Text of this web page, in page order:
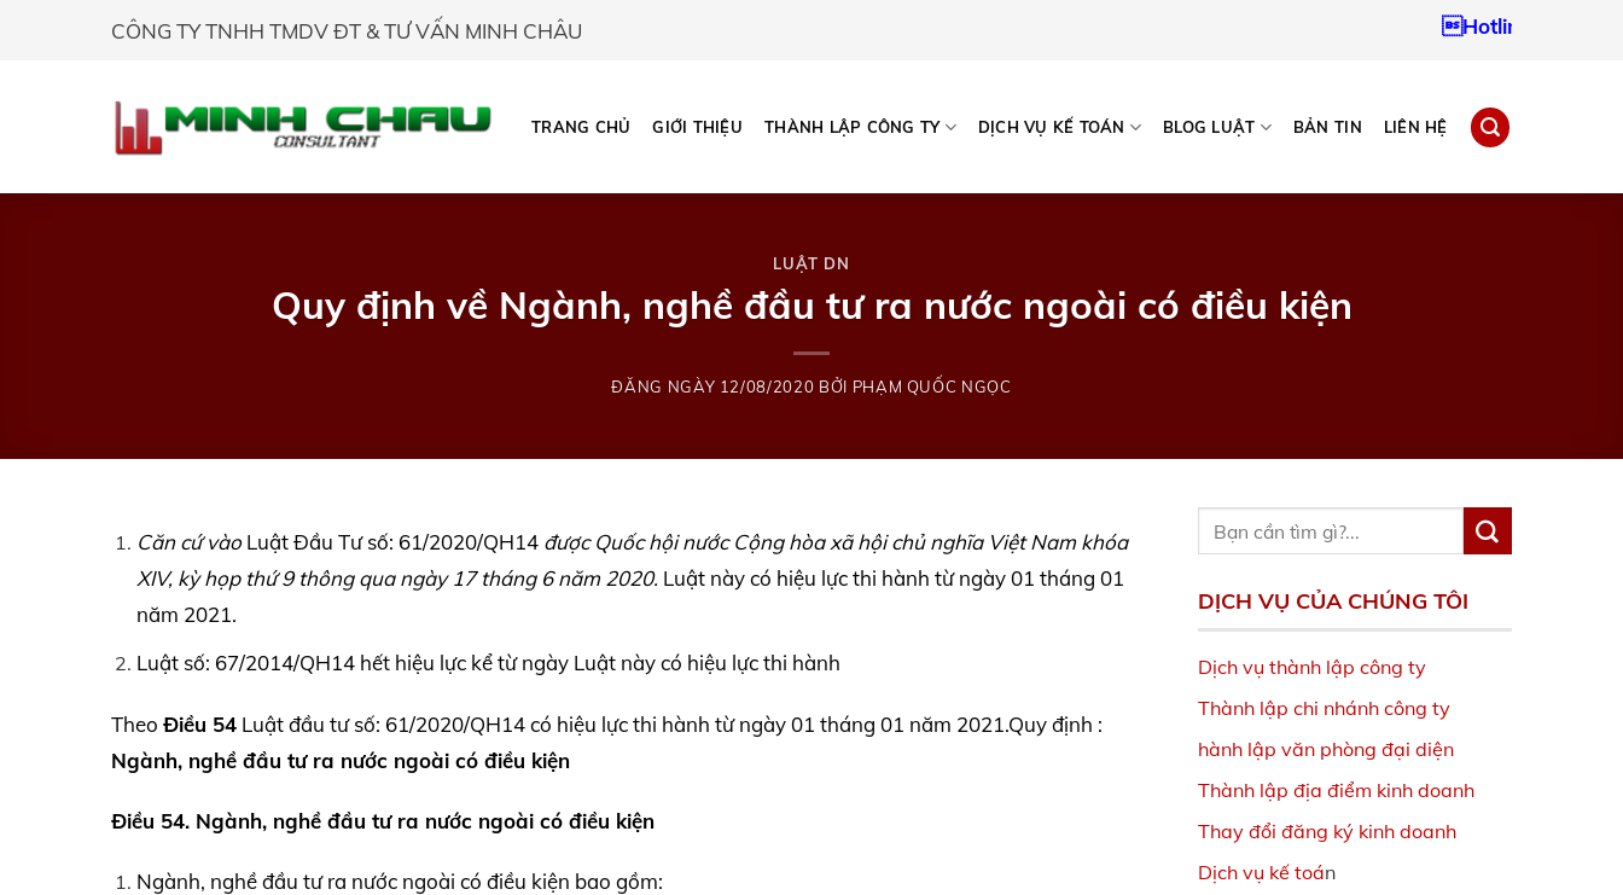
CÔNG TY TNHH TMDV ĐT & TƯ VẤN MINH CHÂU Hotline:0937967242
TRANG CHỦ GIỚI THIỆU THÀNH LẬP CÔNG TY DỊCH VỤ KẾ TOÁN BLOG LUẬT BẢN TIN LIÊN HỆ
LUẬT DN
Quy định về Ngành, nghề đầu tư ra nước ngoài có điều kiện
ĐĂNG NGÀY 12/08/2020 BỞI PHẠM QUỐC NGỌC
Căn cứ vàoLuật Đầu Tư số: 61/2020/QH14 được Quốc hội nước Cộng hòa xã hội chủ nghĩa Việt Nam khóa
XIV, kỳ họp thứ 9 thông qua ngày 17 tháng 6 năm 2020. Luật này có hiệu lực thi hành từ ngày 01 tháng 01
năm 2021.
Luật số: 67/2014/QH14 hết hiệu lực kể từ ngày Luật này có hiệu lực thi hành
Theo Điều 54 Luật đầu tư số: 61/2020/QH14 có hiệu lực thi hành từ ngày 01 tháng 01 năm 2021.Quy định :
Ngành, nghề đầu tư ra nước ngoài có điều kiện
Điều 54. Ngành, nghề đầu tư ra nước ngoài có điều kiện
Ngành, nghề đầu tư ra nước ngoài có điều kiện bao gồm:
DỊCH VỤ CỦA CHÚNG TÔI
Dịch vụ thành lập công ty
Thành lập chi nhánh công ty
hành lập văn phòng đại diện
Thành lập địa điểm kinh doanh
Thay đổi đăng ký kinh doanh
Dịch vụ kế toán